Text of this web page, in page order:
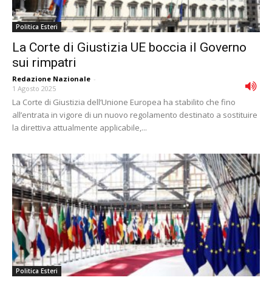
Politica Esteri
La Corte di Giustizia UE boccia il Governo
sui rimpatri
Redazione Nazionale -
1 Agosto 2025
La Corte di Giustizia dell’Unione Europea ha stabilito che fino
all’entrata in vigore di un nuovo regolamento destinato a sostituire
la direttiva attualmente applicabile,...
Politica Esteri